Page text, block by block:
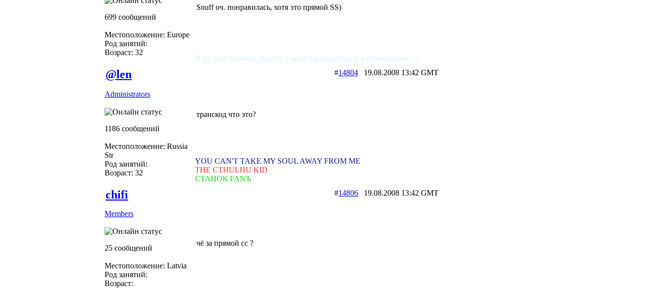
699 сообщений
Местоположение: Europe
Род занятий:
Возраст: 32
Snuff оч. понравилась, хотя это прямой SS)
Я не злой человек, просто у меня такая работа, и я её выполняю. ©
@len
Administrators
1186 сообщений
Местоположение: Russia
Str
Род занятий:
Возраст: 32
#14804 19.08.2008 13:42 GMT
транскод что это?
YOU CAN'T TAKE MY SOUL AWAY FROM ME
THE CTHULHU KID
СТАНОК FANЪ
chifi
Members
25 сообщений
Местоположение: Latvia
Род занятий:
Возраст:
#14806 19.08.2008 13:42 GMT
чё за прямой сс ?